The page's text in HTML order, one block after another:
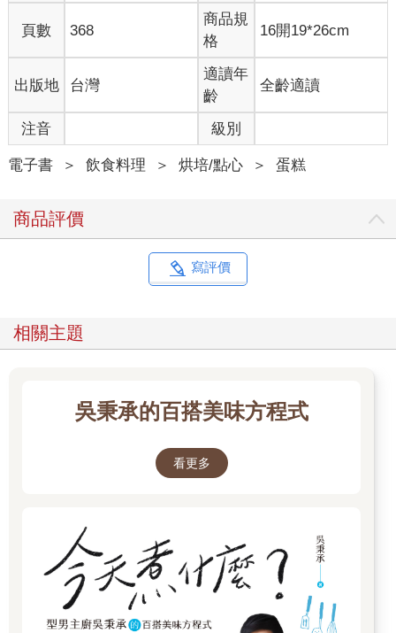
頁數 368
商品規
格
16開19*26cm
出版地 台灣
適讀年
齡
全齡適讀
注音 級別
電子書 ＞ 飲食料理 ＞ 烘培/點心 ＞ 蛋糕
商品評價
寫評價
相關主題
吳秉承的百搭美味方程式
看更多